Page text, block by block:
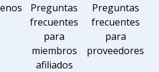
Preguntas
frecuentes
para
miembros
afiliados
Preguntas
frecuentes
para
proveedores